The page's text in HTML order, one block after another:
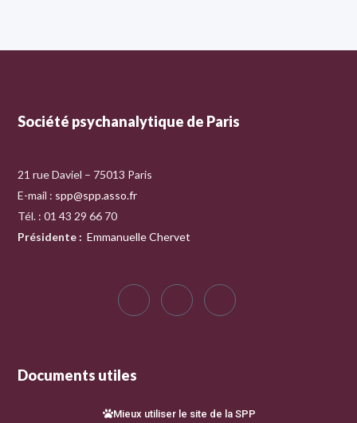
Société psychanalytique de Paris
21 rue Daviel – 75013 Paris
E-mail : spp@spp.asso.fr
Tél. : 01 43 29 66 70
Présidente : Emmanuelle Chervet
Documents utiles
Mieux utiliser le site de la SPP